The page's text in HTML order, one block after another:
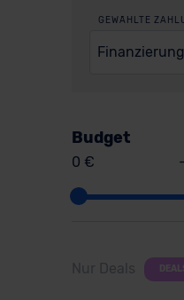
GEWÄHLTE
Finanzierung
Budget
0 € -
Nur Deals